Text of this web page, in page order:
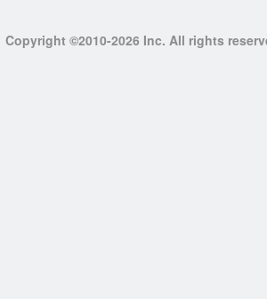
Copyright ©2010-2026 Inc. All rights